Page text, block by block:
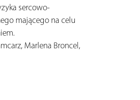
sercowo-
mającego na celu
Marlena Broncel,